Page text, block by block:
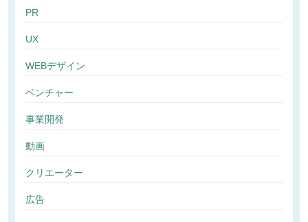
PR
UX
WEBデザイン
ベンチャー
事業開発
動画
クリエーター
広告